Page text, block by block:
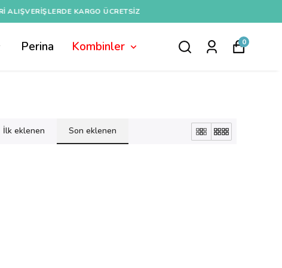
Perina Kombinler 0
İlk eklenen Son eklenen